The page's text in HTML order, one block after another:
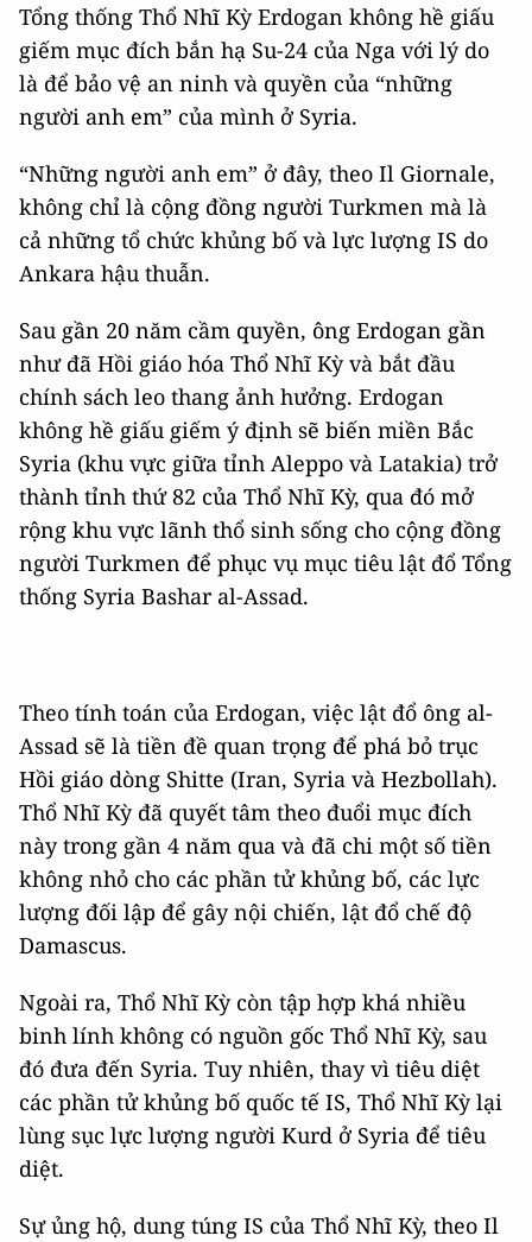
Tổng thống Thổ Nhĩ Kỳ Erdogan không hề giấu
giếm mục đích bắn hạ Su-24 của Nga với lý do
là để bảo vệ an ninh và quyền của “những
người anh em” của mình ở Syria.
“Những người anh em” ở đây, theo Il Giornale,
không chỉ là cộng đồng người Turkmen mà là
cả những tổ chức khủng bố và lực lượng IS do
Ankara hậu thuẫn.
Sau gần 20 năm cầm quyền, ông Erdogan gần
như đã Hồi giáo hóa Thổ Nhĩ Kỳ và bắt đầu
chính sách leo thang ảnh hưởng. Erdogan
không hề giấu giếm ý định sẽ biến miền Bắc
Syria (khu vực giữa tỉnh Aleppo và Latakia) trở
thành tỉnh thứ 82 của Thổ Nhĩ Kỳ, qua đó mở
rộng khu vực lãnh thổ sinh sống cho cộng đồng
người Turkmen để phục vụ mục tiêu lật đổ Tổng
thống Syria Bashar al-Assad.
Theo tính toán của Erdogan, việc lật đổ ông al-
Assad sẽ là tiền đề quan trọng để phá bỏ trục
Hồi giáo dòng Shitte (Iran, Syria và Hezbollah).
Thổ Nhĩ Kỳ đã quyết tâm theo đuổi mục đích
này trong gần 4 năm qua và đã chi một số tiền
không nhỏ cho các phần tử khủng bố, các lực
lượng đối lập để gây nội chiến, lật đổ chế độ
Damascus.
Ngoài ra, Thổ Nhĩ Kỳ còn tập hợp khá nhiều
binh lính không có nguồn gốc Thổ Nhĩ Kỳ, sau
đó đưa đến Syria. Tuy nhiên, thay vì tiêu diệt
các phần tử khủng bố quốc tế IS, Thổ Nhĩ Kỳ lại
lùng sục lực lượng người Kurd ở Syria để tiêu
diệt.
Sự ủng hộ, dung túng IS của Thổ Nhĩ Kỳ, theo Il